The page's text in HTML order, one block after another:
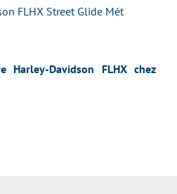
FLHX Street Glide Mét
Davidson FLHX chez